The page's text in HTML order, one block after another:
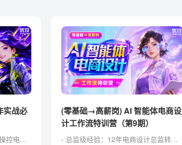
系统级托管：用Codex跨软件操控电脑，一键接管机械杂活。 零代码实战：命令Codex自制Web工具，普通人无痛跨界开发。 定制化外挂：训练Codex私有设计技能，自由组装商业提效流。 批量化出图：自制Canvas工具，一键打包合成商业延展图包。 独家福利： 附赠收录30+Skill 和 AI提示词典，可交互即开即用。
(零基础→高薪岗) AI 智能体电商设
计工作流特训营（第9期）
- 总监级经验：12年电商设计总监转型实战经验，拒绝堆砌参数，直击商用落地 - 黄金全链路：AI Agent x Skill × 工作流，打通（方法论 + 创意 + 视觉 + 电商全链路 + 求职作品集） - 提效流水线：定制流程 AI 加持，用提效批量化设计工具与方法实现能效翻倍 - 资源库更新：2026年电商/视觉/创作类 AI 工具与工作流资源库，持续更新迭代 - 独家福利：附赠 AI 提示词文档/说明书+作品集参考，支撑商业案例快速落地和求职晋升